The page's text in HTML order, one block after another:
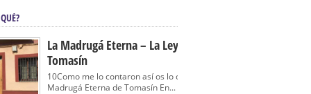
La Madrugá Eterna – La Leyenda De
Tomasín
10Como me lo contaron así os lo cuento… La
Madrugá Eterna de Tomasín En...